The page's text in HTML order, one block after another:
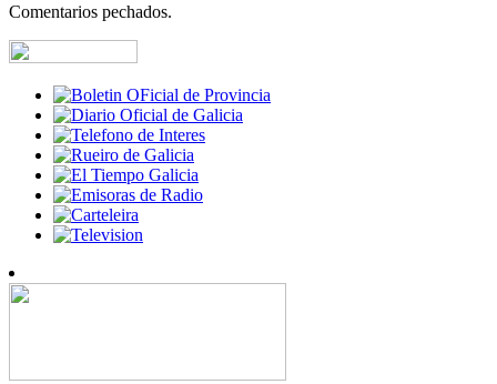
Comentarios pechados.